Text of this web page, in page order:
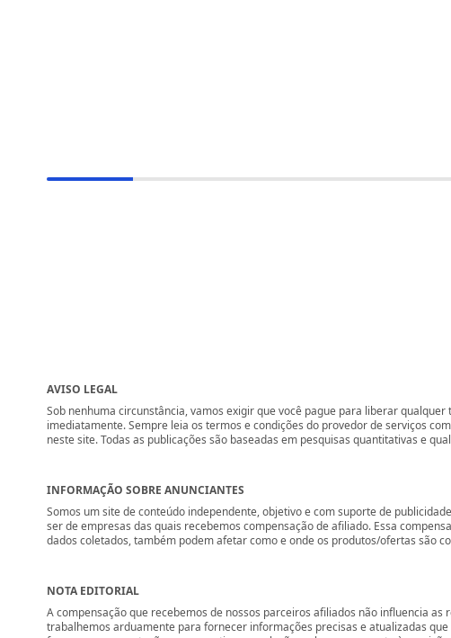
AVISO LEGAL
Sob nenhuma circunstância, vamos exigir que você pague para liberar
imediatamente. Sempre leia os termos e condições do provedor de serviços
neste site. Todas as publicações são baseadas em pesquisas quantitativas e
INFORMAÇÃO SOBRE ANUNCIANTES
Somos um site de conteúdo independente, objetivo e com suporte de
ser de empresas das quais recebemos compensação de afiliado. Essa
dados coletados, também podem afetar como e onde os produtos/ofertas são
NOTA EDITORIAL
A compensação que recebemos de nossos parceiros afiliados não influencia
trabalhemos arduamente para fornecer informações precisas e atualizadas